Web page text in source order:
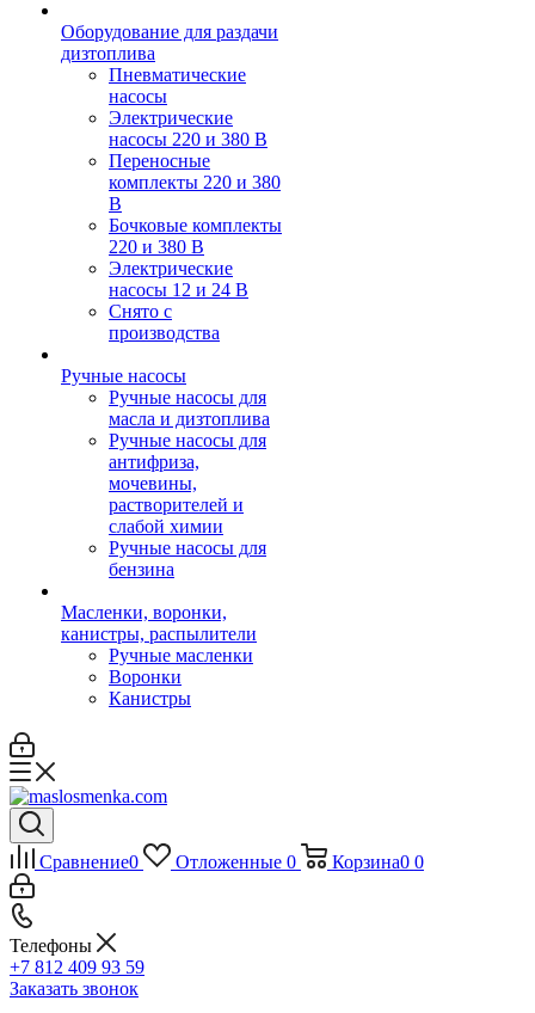
Оборудование для раздачи
дизтоплива
Пневматические
насосы
Электрические
насосы 220 и 380 В
Переносные
комплекты 220 и 380
В
Бочковые комплекты
220 и 380 В
Электрические
насосы 12 и 24 В
Снято с
производства
Ручные насосы
Ручные насосы для
масла и дизтоплива
Ручные насосы для
антифриза,
мочевины,
растворителей и
слабой химии
Ручные насосы для
бензина
Масленки, воронки,
канистры, распылители
Ручные масленки
Воронки
Канистры
Сравнение0 Отложенные 0 Корзина0 0
Телефоны
+7 812 409 93 59
Заказать звонок